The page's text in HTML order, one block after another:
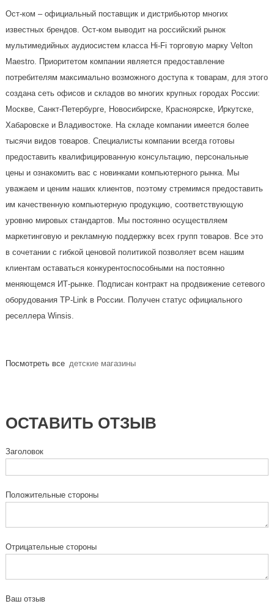
Ост-ком – официальный поставщик и дистрибьютор многих
известных брендов. Ост-ком выводит на российский рынок
мультимедийных аудиосистем класса Hi-Fi торговую марку Velton
Maestro. Приоритетом компании является предоставление
потребителям максимально возможного доступа к товарам, для этого
создана сеть офисов и складов во многих крупных городах России:
Москве, Санкт-Петербурге, Новосибирске, Красноярске, Иркутске,
Хабаровске и Владивостоке. На складе компании имеется более
тысячи видов товаров. Специалисты компании всегда готовы
предоставить квалифицированную консультацию, персональные
цены и ознакомить вас с новинками компьютерного рынка. Мы
уважаем и ценим наших клиентов, поэтому стремимся предоставить
им качественную компьютерную продукцию, соответствующую
уровню мировых стандартов. Мы постоянно осуществляем
маркетинговую и рекламную поддержку всех групп товаров. Все это
в сочетании с гибкой ценовой политикой позволяет всем нашим
клиентам оставаться конкурентоспособными на постоянно
меняющемся ИТ-рынке. Подписан контракт на продвижение сетевого
оборудования TP-Link в России. Получен статус официального
реселлера Winsis.
Посмотреть все детские магазины
ОСТАВИТЬ ОТЗЫВ
Заголовок
Положительные стороны
Отрицательные стороны
Ваш отзыв